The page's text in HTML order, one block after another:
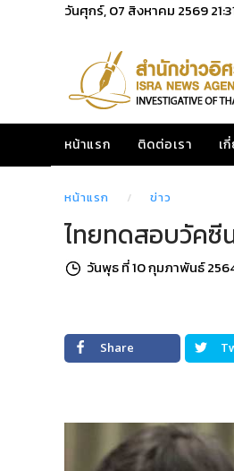
วันศุกร์, 07 สิงหาคม 2569
หน้าแรก ติดต่อเรา เ
หน้าแรก ข่าว
ไทยทดสอบวัคซี
วันพุธ ที่ 10 กุมภาพันธ์
Share